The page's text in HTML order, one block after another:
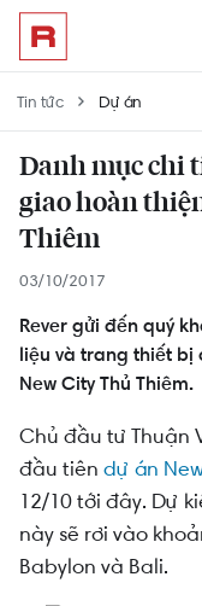
Tin tức Dự án
Danh mục chi
giao hoàn
Thiêm
03/10/2017
Rever gửi đến quý
liệu và trang thiết bị
New City Thủ Thiêm.
Chủ đầu tư Thuận
đầu tiên dự án
12/10 tới đây. Dự
này sẽ rơi vào
Babylon và Bali.